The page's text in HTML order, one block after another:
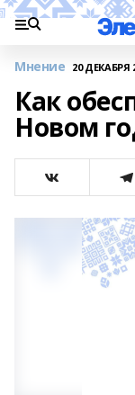
Мнение 20 ДЕКАБРЯ
Как
Новом